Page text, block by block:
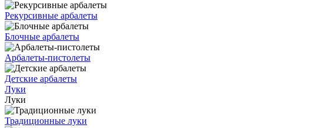
Рекурсивные арбалеты
Блочные арбалеты
Арбалеты-пистолеты
Детские арбалеты
Луки
Луки
Традиционные луки